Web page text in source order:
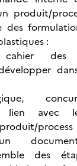
produit/
des
:
cahier des
lien avec
process
des